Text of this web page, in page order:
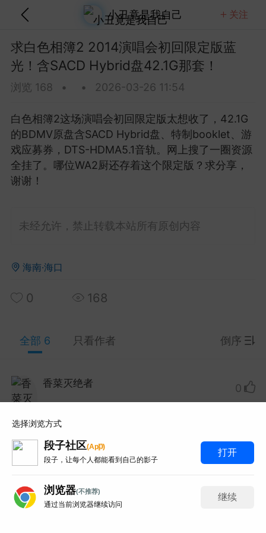
全部 视频 音乐
小丑竟是我自己 关注
Brightman 2013 Dreamchaser星梦传
光！20.7G含歌剧魅影那版！
音轨含歌剧魅影等经典...
金刚狼剪指甲 0 5
2013 Crossroads吉他音乐节蓝
这场Crossroads吉他音乐节太豪华了，2013
逊广场花园多位传奇吉他手...
美团外卖员长的
Red 2003 Live At Montreux蒙特勒现
这场蒙特勒现场太经典了，93分钟33.7G的IS
HDMA 5.1音轨。网上搜...
和风赛跑总输
2019 KaleidoLuna演唱会蓝光！
KaleidoLuna太想收了，21.1G的BDMV原盘3
上找了好久都是失效链接...
百度百科全书
6
求白色相簿2 2014演唱会初回限定版蓝
光！含SACD Hybrid盘42.1G那套！
浏览 168 • • 2026-03-26 11:54
白色相簿2这场演唱会初回限定版太想收了，42.1G
的BDMV原盘含SACD Hybrid盘、特制booklet、游
戏应募券，DTS-HDMA5.1音轨。网上搜了一圈资源
全挂了。哪位WA2厨还存着这个限定版？求分享，
谢谢！
未经允许，禁止转载本站所有原创内容
海南·海口
0 168
全部 6 只看作者 倒序
香菜灭绝者
急求这个4K版谢谢啦！
0
打赏 举报
冷得穿短袖过冬 Lv.1 0
选择浏览方式
段子社区(App)
段子，让每个人都能看到自己的影子
打开
浏览器(不推荐)
通过当前浏览器继续访问
继续